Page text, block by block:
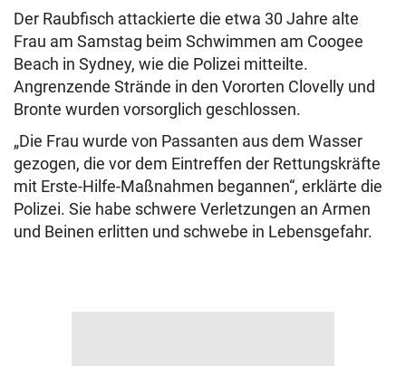
Der Raubfisch attackierte die etwa 30 Jahre alte
Frau am Samstag beim Schwimmen am Coogee
Beach in Sydney, wie die Polizei mitteilte.
Angrenzende Strände in den Vororten Clovelly und
Bronte wurden vorsorglich geschlossen.
„Die Frau wurde von Passanten aus dem Wasser
gezogen, die vor dem Eintreffen der Rettungskräfte
mit Erste-Hilfe-Maßnahmen begannen“, erklärte die
Polizei. Sie habe schwere Verletzungen an Armen
und Beinen erlitten und schwebe in Lebensgefahr.